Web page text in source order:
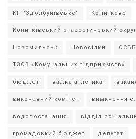
КП "Здолбунівське" Копиткове
Копитківський старостинський округ
Новомильськ Новосілки ОСББ
ТЗОВ «Комунальних підприємств»
бюджет важка атлетика
виконавчий комітет вимкнення
водопостачання відділ
громадський бюджет депутат